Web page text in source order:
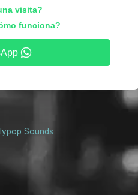
visita?
funciona?
Sounds